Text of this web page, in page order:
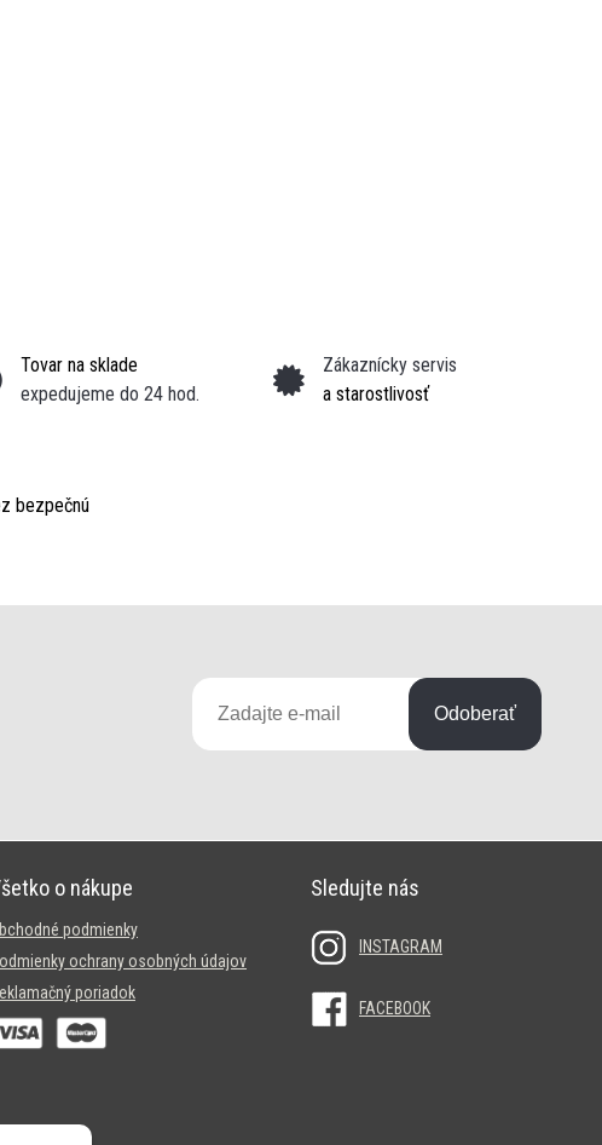
Tovar na sklade
expedujeme do 24 hod.
Zákaznícky servis
a starostlivosť
bezpečnú
Odoberať
o nákupe
podmienky
ochrany osobných údajov
poriadok
Sledujte nás
INSTAGRAM
FACEBOOK